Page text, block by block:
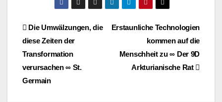
Beitragsnavigation
Erstaunliche Technologien
kommen auf die
Menschheit zu ∞ Der 9D
Arkturianische Rat
Die Umwälzungen, die
diese Zeiten der
Transformation
verursachen ∞ St.
Germain